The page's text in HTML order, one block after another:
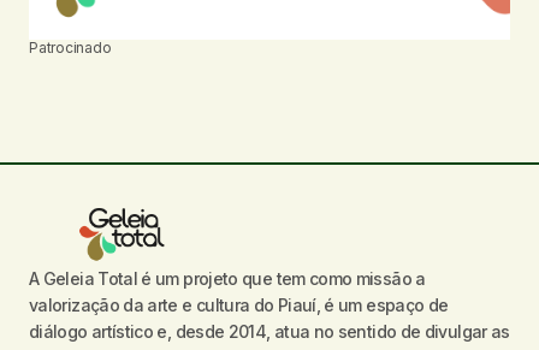
Patrocinado
A Geleia Total é um projeto que tem como missão a
valorização da arte e cultura do Piauí, é um espaço de
diálogo artístico e, desde 2014, atua no sentido de divulgar as